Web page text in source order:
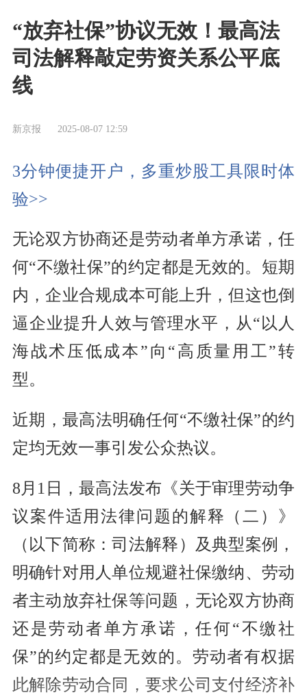
“放弃社保”协议无效！最高法
司法解释敲定劳资关系公平底
线
新京报 2025-08-07 12:59
3分钟便捷开户，多重炒股工具限时体
验>>
无论双方协商还是劳动者单方承诺，任
何“不缴社保”的约定都是无效的。短期
内，企业合规成本可能上升，但这也倒
逼企业提升人效与管理水平，从“以人
海战术压低成本”向“高质量用工”转
型。
近期，最高法明确任何“不缴社保”的约
定均无效一事引发公众热议。
8月1日，最高法发布《关于审理劳动争
议案件适用法律问题的解释（二）》
（以下简称：司法解释）及典型案例，
明确针对用人单位规避社保缴纳、劳动
者主动放弃社保等问题，无论双方协商
还是劳动者单方承诺，任何“不缴社
保”的约定都是无效的。劳动者有权据
此解除劳动合同，要求公司支付经济补